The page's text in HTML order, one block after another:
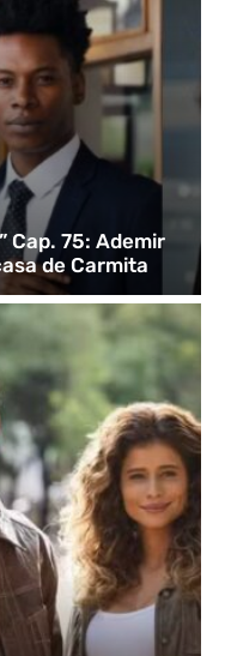
Cap. 75: Ademir
de Carmita